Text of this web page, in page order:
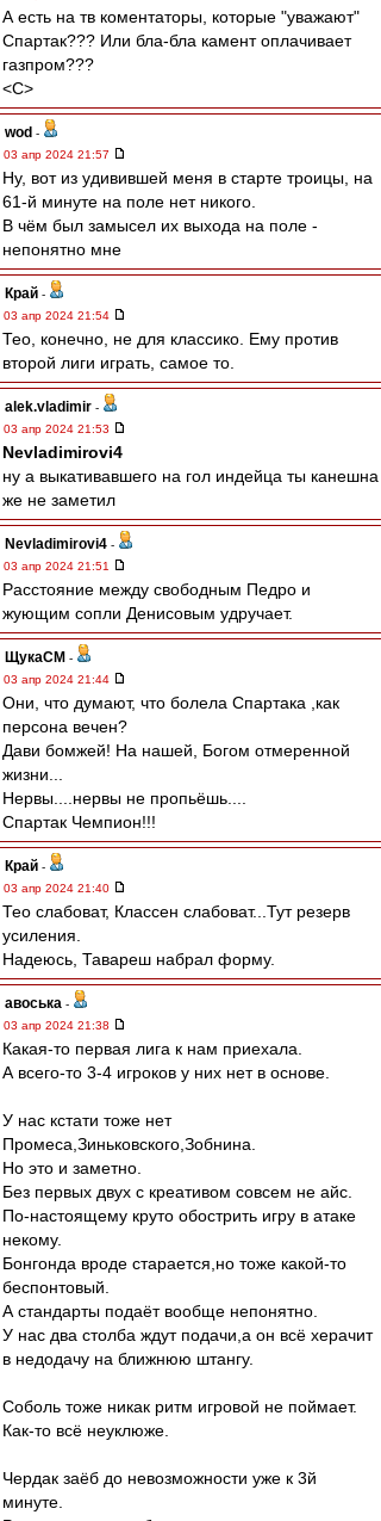
А есть на тв коментаторы, которые "уважают"
Спартак??? Или бла-бла камент оплачивает
газпром???
<C>
wod -
03 апр 2024 21:57
Ну, вот из удивившей меня в старте троицы, на
61-й минуте на поле нет никого.
В чём был замысел их выхода на поле -
непонятно мне
Край -
03 апр 2024 21:54
Тео, конечно, не для классико. Ему против
второй лиги играть, самое то.
alek.vladimir -
03 апр 2024 21:53
Nevladimirovi4
ну а выкативавшего на гол индейца ты канешна
же не заметил
Nevladimirovi4 -
03 апр 2024 21:51
Расстояние между свободным Педро и
жующим сопли Денисовым удручает.
ЩукаСМ -
03 апр 2024 21:44
Они, что думают, что болела Спартака ,как
персона вечен?
Дави бомжей! На нашей, Богом отмеренной
жизни...
Нервы....нервы не пропьёшь....
Спартак Чемпион!!!
Край -
03 апр 2024 21:40
Тео слабоват, Классен слабоват...Тут резерв
усиления.
Надеюсь, Тавареш набрал форму.
авоська -
03 апр 2024 21:38
Какая-то первая лига к нам приехала.
А всего-то 3-4 игроков у них нет в основе.
У нас кстати тоже нет
Промеса,Зиньковского,Зобнина.
Но это и заметно.
Без первых двух с креативом совсем не айс.
По-настоящему круто обострить игру в атаке
некому.
Бонгонда вроде старается,но тоже какой-то
беспонтовый.
А стандарты подаёт вообще непонятно.
У нас два столба ждут подачи,а он всё херачит
в недодачу на ближнюю штангу.
Соболь тоже никак ритм игровой не поймает.
Как-то всё неуклюже.
Чердак заёб до невозможности уже к 3й
минуте.